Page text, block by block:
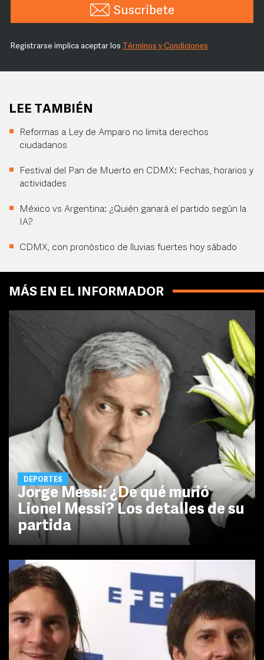
Suscríbete
Registrarse implica aceptar los Términos y Condiciones
LEE TAMBIÉN
Reformas a Ley de Amparo no limita derechos
ciudadanos
Festival del Pan de Muerto en CDMX: Fechas, horarios y
actividades
México vs Argentina: ¿Quién ganará el partido según la
IA?
CDMX, con pronóstico de lluvias fuertes hoy sábado
MÁS EN EL INFORMADOR
DEPORTES
Jorge Messi: ¿De qué murió
Lionel Messi? Los detalles de su
partida